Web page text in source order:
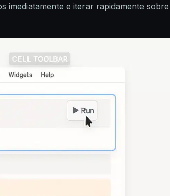
imediatamente e iterar rapidamente sobre